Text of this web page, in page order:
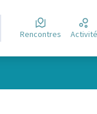
Rencontres Activité